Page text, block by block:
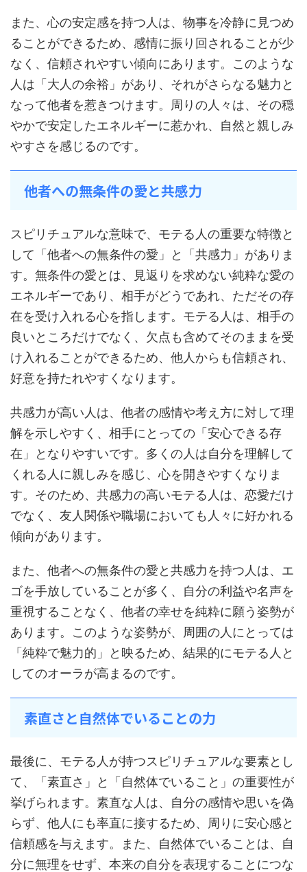
また、心の安定感を持つ人は、物事を冷静に見つめ
ることができるため、感情に振り回されることが少
なく、信頼されやすい傾向にあります。このような
人は「大人の余裕」があり、それがさらなる魅力と
なって他者を惹きつけます。周りの人々は、その穏
やかで安定したエネルギーに惹かれ、自然と親しみ
やすさを感じるのです。
他者への無条件の愛と共感力
スピリチュアルな意味で、モテる人の重要な特徴と
して「他者への無条件の愛」と「共感力」がありま
す。無条件の愛とは、見返りを求めない純粋な愛の
エネルギーであり、相手がどうであれ、ただその存
在を受け入れる心を指します。モテる人は、相手の
良いところだけでなく、欠点も含めてそのままを受
け入れることができるため、他人からも信頼され、
好意を持たれやすくなります。
共感力が高い人は、他者の感情や考え方に対して理
解を示しやすく、相手にとっての「安心できる存
在」となりやすいです。多くの人は自分を理解して
くれる人に親しみを感じ、心を開きやすくなりま
す。そのため、共感力の高いモテる人は、恋愛だけ
でなく、友人関係や職場においても人々に好かれる
傾向があります。
また、他者への無条件の愛と共感力を持つ人は、エ
ゴを手放していることが多く、自分の利益や名声を
重視することなく、他者の幸せを純粋に願う姿勢が
あります。このような姿勢が、周囲の人にとっては
「純粋で魅力的」と映るため、結果的にモテる人と
してのオーラが高まるのです。
素直さと自然体でいることの力
最後に、モテる人が持つスピリチュアルな要素とし
て、「素直さ」と「自然体でいること」の重要性が
挙げられます。素直な人は、自分の感情や思いを偽
らず、他人にも率直に接するため、周りに安心感と
信頼感を与えます。また、自然体でいることは、自
分に無理をせず、本来の自分を表現することにつな